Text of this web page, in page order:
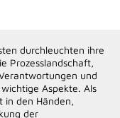
durchleuchten ihre
Prozesslandschaft,
und
Aspekte. Als
in den Händen,
der